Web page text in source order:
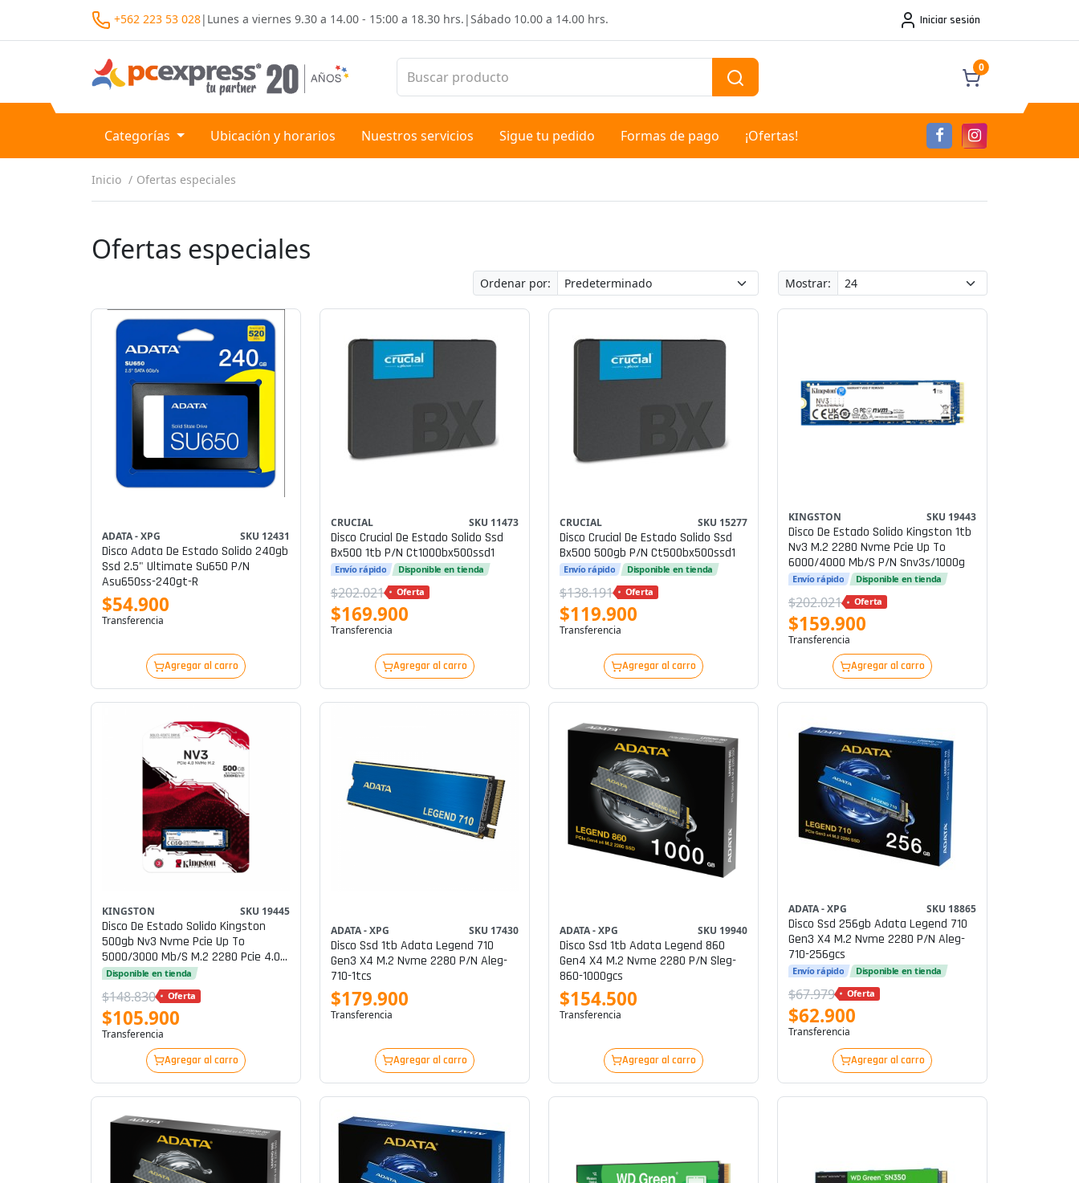
+562 223 53 028| Lunes a viernes 9.30 a 14.00 - 15:00 a 18.30 hrs. |Sábado 10.00 a 14.00 hrs. Iniciar sesión
0
Categorías Ubicación y horarios Nuestros servicios Sigue tu pedido Formas de pago ¡Ofertas!
Inicio Ofertas especiales
Ofertas especiales
Ordenar por: Mostrar:
ADATA - XPG SKU 12431
Disco Adata De Estado Solido 240gb
Ssd 2.5" Ultimate Su650 P/n
Asu650ss-240gt-R
$54.900
Transferencia
Agregar al carro
CRUCIAL SKU 11473
Disco Crucial De Estado Solido Ssd
Bx500 1tb P/n Ct1000bx500ssd1
Envío rápido Disponible en tienda
$202.021 Oferta
$169.900
Transferencia
Agregar al carro
CRUCIAL SKU 15277
Disco Crucial De Estado Solido Ssd
Bx500 500gb P/n Ct500bx500ssd1
Envío rápido Disponible en tienda
$138.191 Oferta
$119.900
Transferencia
Agregar al carro
KINGSTON SKU 19443
Disco De Estado Solido Kingston 1tb
Nv3 M.2 2280 Nvme Pcie Up To
6000/4000 Mb/s P/n Snv3s/1000g
Envío rápido Disponible en tienda
$202.021 Oferta
$159.900
Transferencia
Agregar al carro
KINGSTON SKU 19445
Disco De Estado Solido Kingston
500gb Nv3 Nvme Pcie Up To
5000/3000 Mb/s M.2 2280 Pcie 4.0
X4 (nvme) P/n Snv3s/500g
Disponible en tienda
$148.830 Oferta
$105.900
Transferencia
Agregar al carro
ADATA - XPG SKU 17430
Disco Ssd 1tb Adata Legend 710
Gen3 X4 M.2 Nvme 2280 P/n Aleg-
710-1tcs
$179.900
Transferencia
Agregar al carro
ADATA - XPG SKU 19940
Disco Ssd 1tb Adata Legend 860
Gen4 X4 M.2 Nvme 2280 P/n Sleg-
860-1000gcs
$154.500
Transferencia
Agregar al carro
ADATA - XPG SKU 18865
Disco Ssd 256gb Adata Legend 710
Gen3 X4 M.2 Nvme 2280 P/n Aleg-
710-256gcs
Envío rápido Disponible en tienda
$67.979 Oferta
$62.900
Transferencia
Agregar al carro